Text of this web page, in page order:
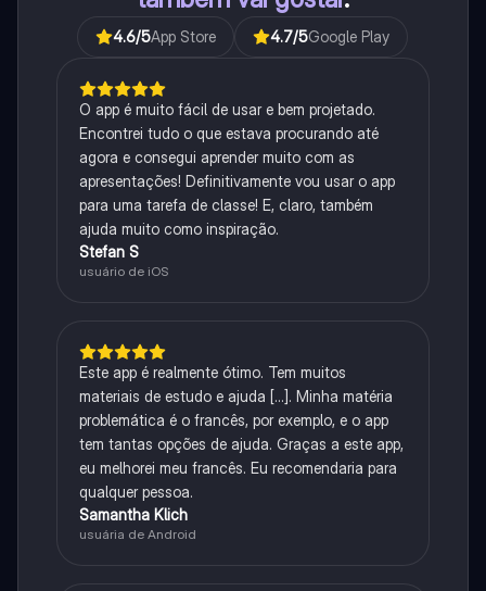
4.6/5App Store 4.7/5Google Play
O app é muito fácil de usar e bem projetado.
Encontrei tudo o que estava procurando até
agora e consegui aprender muito com as
apresentações! Definitivamente vou usar o app
para uma tarefa de classe! E, claro, também
ajuda muito como inspiração.
Stefan S
usuário de iOS
Este app é realmente ótimo. Tem muitos
materiais de estudo e ajuda [...]. Minha matéria
problemática é o francês, por exemplo, e o app
tem tantas opções de ajuda. Graças a este app,
eu melhorei meu francês. Eu recomendaria para
qualquer pessoa.
Samantha Klich
usuária de Android